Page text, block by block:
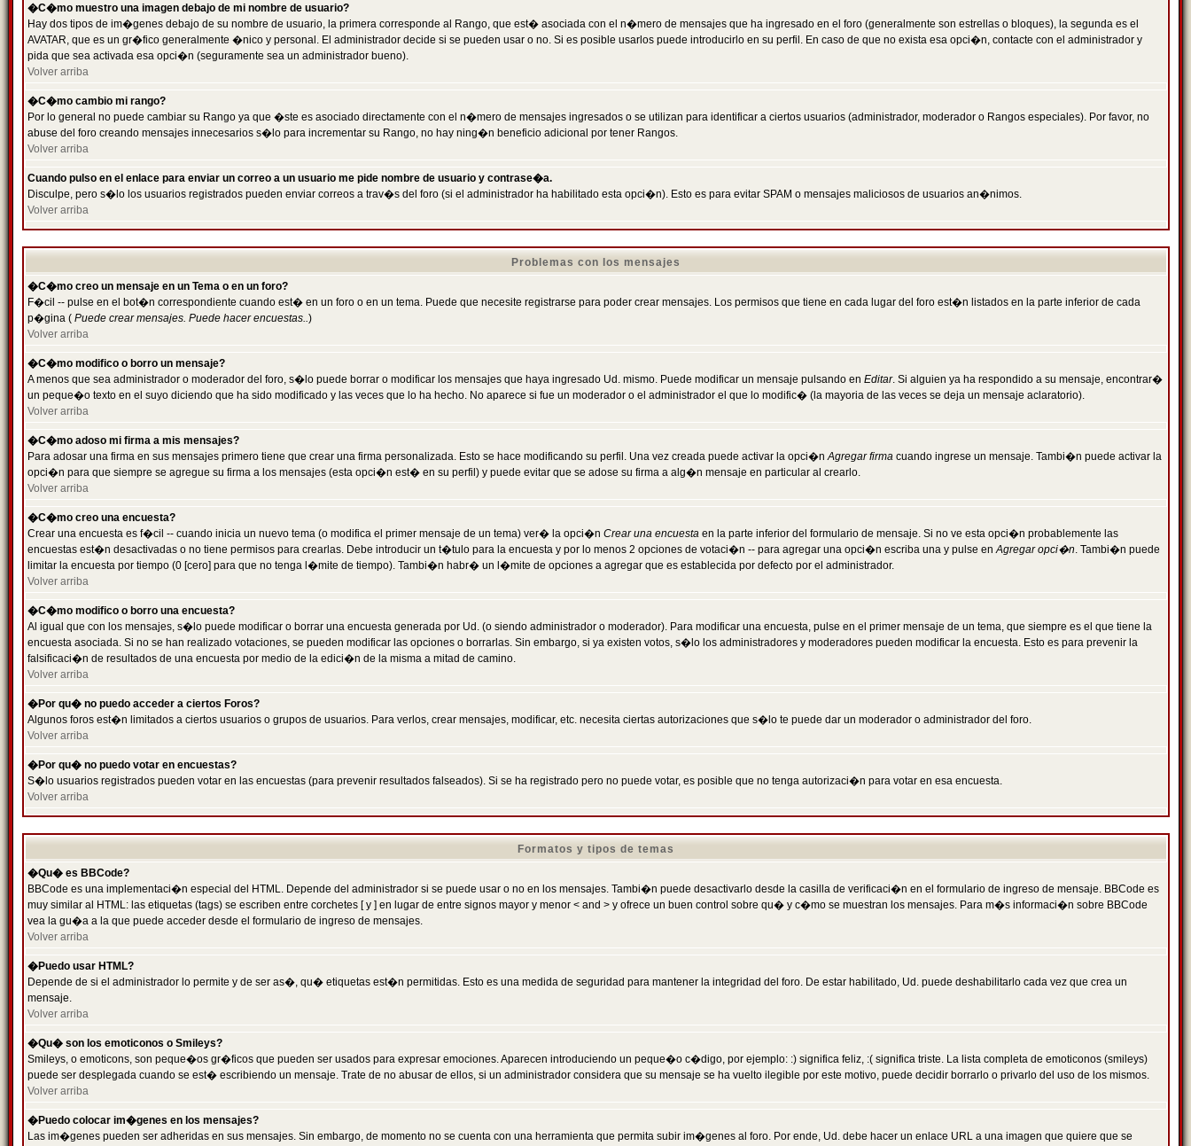
�C�mo muestro una imagen debajo de mi nombre de usuario?
Hay dos tipos de im�genes debajo de su nombre de usuario, la primera corresponde al Rango, que est� asociada con el n�mero de mensajes que ha ingresado en el foro (generalmente son estrellas o bloques), la segunda es el
AVATAR, que es un gr�fico generalmente �nico y personal. El administrador decide si se pueden usar o no. Si es posible usarlos puede introducirlo en su perfil. En caso de que no exista esa opci�n, contacte con el administrador y
pida que sea activada esa opci�n (seguramente sea un administrador bueno).
Volver arriba
�C�mo cambio mi rango?
Por lo general no puede cambiar su Rango ya que �ste es asociado directamente con el n�mero de mensajes ingresados o se utilizan para identificar a ciertos usuarios (administrador, moderador o Rangos especiales). Por favor, no
abuse del foro creando mensajes innecesarios s�lo para incrementar su Rango, no hay ning�n beneficio adicional por tener Rangos.
Volver arriba
Cuando pulso en el enlace para enviar un correo a un usuario me pide nombre de usuario y contrase�a.
Disculpe, pero s�lo los usuarios registrados pueden enviar correos a trav�s del foro (si el administrador ha habilitado esta opci�n). Esto es para evitar SPAM o mensajes maliciosos de usuarios an�nimos.
Volver arriba
Problemas con los mensajes
�C�mo creo un mensaje en un Tema o en un foro?
F�cil -- pulse en el bot�n correspondiente cuando est� en un foro o en un tema. Puede que necesite registrarse para poder crear mensajes. Los permisos que tiene en cada lugar del foro est�n listados en la parte inferior de cada
p�gina ( Puede crear mensajes. Puede hacer encuestas..)
Volver arriba
�C�mo modifico o borro un mensaje?
A menos que sea administrador o moderador del foro, s�lo puede borrar o modificar los mensajes que haya ingresado Ud. mismo. Puede modificar un mensaje pulsando en Editar. Si alguien ya ha respondido a su mensaje, encontrar�
un peque�o texto en el suyo diciendo que ha sido modificado y las veces que lo ha hecho. No aparece si fue un moderador o el administrador el que lo modific� (la mayoria de las veces se deja un mensaje aclaratorio).
Volver arriba
�C�mo adoso mi firma a mis mensajes?
Para adosar una firma en sus mensajes primero tiene que crear una firma personalizada. Esto se hace modificando su perfil. Una vez creada puede activar la opci�nAgregar firma cuando ingrese un mensaje. Tambi�n puede activar la
opci�n para que siempre se agregue su firma a los mensajes (esta opci�n est� en su perfil) y puede evitar que se adose su firma a alg�n mensaje en particular al crearlo.
Volver arriba
�C�mo creo una encuesta?
Crear una encuesta es f�cil -- cuando inicia un nuevo tema (o modifica el primer mensaje de un tema) ver� la opci�n Crear una encuesta en la parte inferior del formulario de mensaje. Si no ve esta opci�n probablemente las
encuestas est�n desactivadas o no tiene permisos para crearlas. Debe introducir un t�tulo para la encuesta y por lo menos 2 opciones de votaci�n -- para agregar una opci�n escriba una y pulse enAgregar opci�n. Tambi�n puede
limitar la encuesta por tiempo (0 [cero] para que no tenga l�mite de tiempo). Tambi�n habr� un l�mite de opciones a agregar que es establecida por defecto por el administrador.
Volver arriba
�C�mo modifico o borro una encuesta?
Al igual que con los mensajes, s�lo puede modificar o borrar una encuesta generada por Ud. (o siendo administrador o moderador). Para modificar una encuesta, pulse en el primer mensaje de un tema, que siempre es el que tiene la
encuesta asociada. Si no se han realizado votaciones, se pueden modificar las opciones o borrarlas. Sin embargo, si ya existen votos, s�lo los administradores y moderadores pueden modificar la encuesta. Esto es para prevenir la
falsificaci�n de resultados de una encuesta por medio de la edici�n de la misma a mitad de camino.
Volver arriba
�Por qu� no puedo acceder a ciertos Foros?
Algunos foros est�n limitados a ciertos usuarios o grupos de usuarios. Para verlos, crear mensajes, modificar, etc. necesita ciertas autorizaciones que s�lo te puede dar un moderador o administrador del foro.
Volver arriba
�Por qu� no puedo votar en encuestas?
S�lo usuarios registrados pueden votar en las encuestas (para prevenir resultados falseados). Si se ha registrado pero no puede votar, es posible que no tenga autorizaci�n para votar en esa encuesta.
Volver arriba
Formatos y tipos de temas
�Qu� es BBCode?
BBCode es una implementaci�n especial del HTML. Depende del administrador si se puede usar o no en los mensajes. Tambi�n puede desactivarlo desde la casilla de verificaci�n en el formulario de ingreso de mensaje. BBCode es
muy similar al HTML: las etiquetas (tags) se escriben entre corchetes [ y ] en lugar de entre signos mayor y menor < and > y ofrece un buen control sobre qu� y c�mo se muestran los mensajes. Para m�s informaci�n sobre BBCode
vea la gu�a a la que puede acceder desde el formulario de ingreso de mensajes.
Volver arriba
�Puedo usar HTML?
Depende de si el administrador lo permite y de ser as�, qu� etiquetas est�n permitidas. Esto es una medida de seguridad para mantener la integridad del foro. De estar habilitado, Ud. puede deshabilitarlo cada vez que crea un
mensaje.
Volver arriba
�Qu� son los emoticonos o Smileys?
Smileys, o emoticons, son peque�os gr�ficos que pueden ser usados para expresar emociones. Aparecen introduciendo un peque�o c�digo, por ejemplo: :) significa feliz, :( significa triste. La lista completa de emoticonos (smileys)
puede ser desplegada cuando se est� escribiendo un mensaje. Trate de no abusar de ellos, si un administrador considera que su mensaje se ha vuelto ilegible por este motivo, puede decidir borrarlo o privarlo del uso de los mismos.
Volver arriba
�Puedo colocar im�genes en los mensajes?
Las im�genes pueden ser adheridas en sus mensajes. Sin embargo, de momento no se cuenta con una herramienta que permita subir im�genes al foro. Por ende, Ud. debe hacer un enlace URL a una imagen que quiere que se